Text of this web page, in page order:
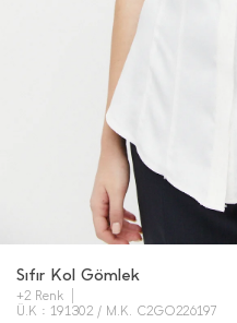
Sıfır Kol Gömlek
+2 Renk
Ü.K : 191302 / M.K. C2GO226197